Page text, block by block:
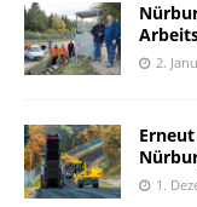
2.
1.